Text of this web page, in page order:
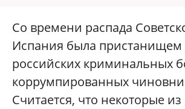
Со времени распада
Испания была пристанищем
российских криминальных
коррумпированных
Считается, что некоторые